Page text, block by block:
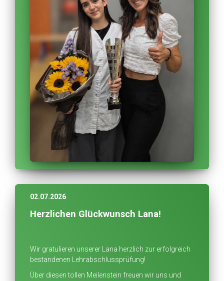
02.07.2026
Herzlichen Glückwunsch Lana!
Wir gratulieren unserer Lana herzlich zur erfolgreich
bestandenen Lehrabschlussprüfung!
Über diesen tollen Meilenstein freuen wir uns und